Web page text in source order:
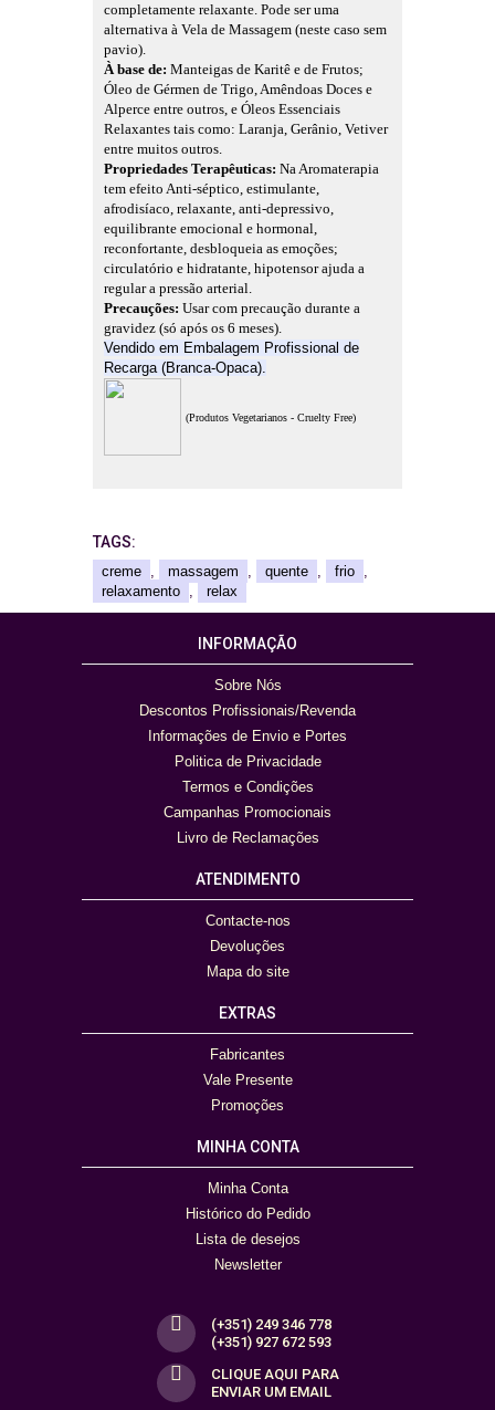
completamente relaxante. Pode ser uma
alternativa à Vela de Massagem (neste caso sem
pavio).
À base de: Manteigas de Karitê e de Frutos;
Óleo de Gérmen de Trigo, Amêndoas Doces e
Alperce entre outros, e Óleos Essenciais
Relaxantes tais como: Laranja, Gerânio, Vetiver
entre muitos outros.
Propriedades Terapêuticas: Na Aromaterapia
tem efeito Anti-séptico, estimulante,
afrodisíaco, relaxante, anti-depressivo,
equilibrante emocional e hormonal,
reconfortante, desbloqueia as emoções;
circulatório e hidratante, hipotensor ajuda a
regular a pressão arterial.
Precauções: Usar com precaução durante a
gravidez (só após os 6 meses).
Vendido em Embalagem Profissional de
Recarga (Branca-Opaca).
(Produtos Vegetarianos - Cruelty Free)
TAGS:
creme , massagem , quente , frio ,
relaxamento , relax
INFORMAÇÃO
Sobre Nós
Descontos Profissionais/Revenda
Informações de Envio e Portes
Politica de Privacidade
Termos e Condições
Campanhas Promocionais
Livro de Reclamações
ATENDIMENTO
Contacte-nos
Devoluções
Mapa do site
EXTRAS
Fabricantes
Vale Presente
Promoções
MINHA CONTA
Minha Conta
Histórico do Pedido
Lista de desejos
Newsletter
(+351) 249 346 778
(+351) 927 672 593
CLIQUE AQUI PARA
ENVIAR UM EMAIL